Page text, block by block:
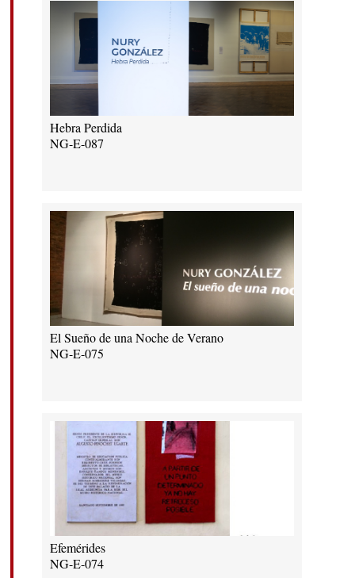
Hebra Perdida
NG-E-087
El Sueño de una Noche de Verano
NG-E-075
Efemérides
NG-E-074